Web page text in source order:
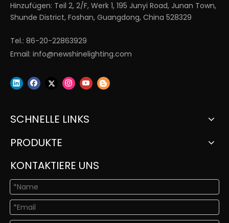
Hinzufügen: Teil 2, 2/F, Werk 1, 195 Junyi Road, Junan Town,
Shunde District, Foshan, Guangdong, China 528329
Tel.: 86-20-22863929
Email: info@newshinelighting.com
SCHNELLE LINKS
PRODUKTE
KONTAKTIERE UNS